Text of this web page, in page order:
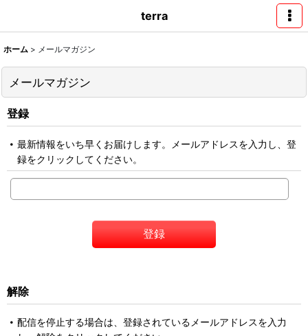
terra
ホーム > メールマガジン
メールマガジン
登録
最新情報をいち早くお届けします。メールアドレスを入力し、登
録をクリックしてください。
登録
解除
配信を停止する場合は、登録されているメールアドレスを入力